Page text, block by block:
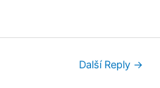
Další Reply →